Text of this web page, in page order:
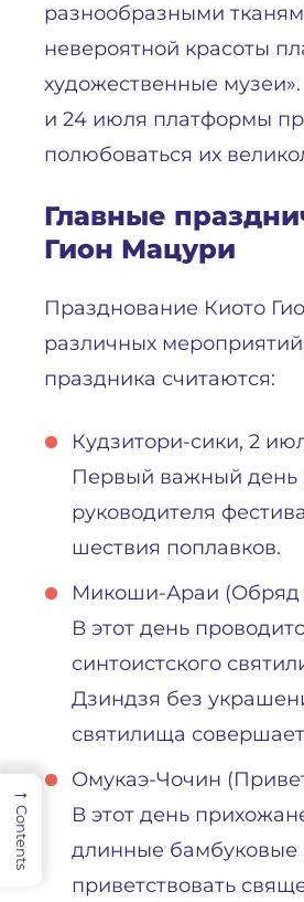
разнообразными
невероятной красоты
художественные
и 24 июля платформы
полюбоваться их
Главные
Гион Мацури
Празднование Киото
различных
праздника считаются:
Кудзитори-сики, 2
Первый важный день
руководителя
шествия поплавков.
Микоши-Араи (Обряд
В этот день
синтоистского
Дзиндзя без
святилища
Омукаэ-Чочин
В этот день
длинные бамбуковые
приветствовать
→
Contents